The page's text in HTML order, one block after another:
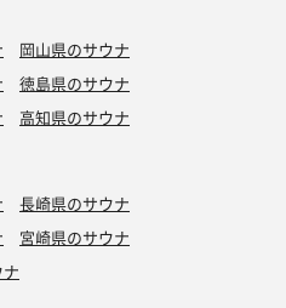
岡山県のサウナ
徳島県のサウナ
高知県のサウナ
長崎県のサウナ
宮崎県のサウナ